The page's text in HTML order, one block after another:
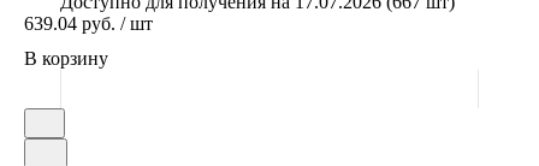
639.04 руб. / шт
В корзину